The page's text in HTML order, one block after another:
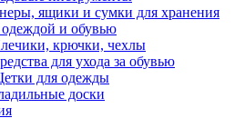
ящики и сумки для хранения
одеждой и обувью
крючки, чехлы
для ухода за обувью
для одежды
доски